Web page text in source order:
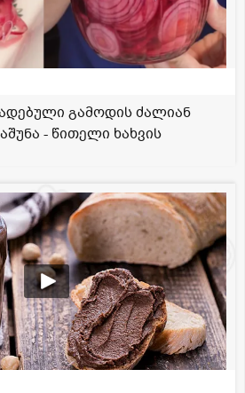
გამოდის ძალიან
- წითელი ხახვის